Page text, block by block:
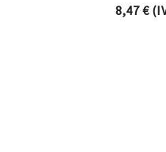
8,47€